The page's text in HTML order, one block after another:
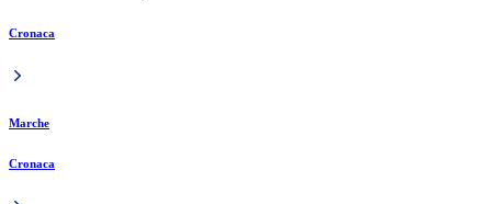
Cronaca
Marche
Cronaca